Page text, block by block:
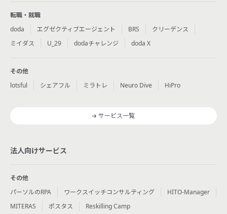
転職・就職
doda
エグゼクティブエージェント BRS
クリーデンス
ミイダス
U_29 dodaチャレンジ doda X
その他
lotsful
シェアフル ミラトレ Neuro Dive HiPro
サービス一覧
法人向けサービス
その他
パーソルのRPA
ワークスイッチコンサルティング
HITO-Manager
MITERAS
ポスタス Reskilling Camp